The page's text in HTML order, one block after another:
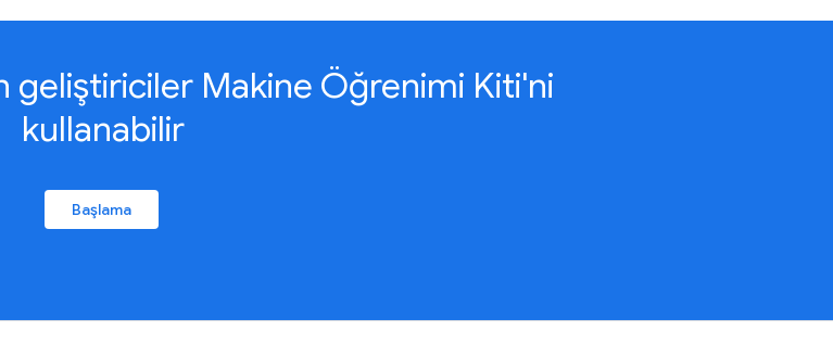
geliştiriciler Makine Öğrenimi Kiti'ni
kullanabilir
Başlama